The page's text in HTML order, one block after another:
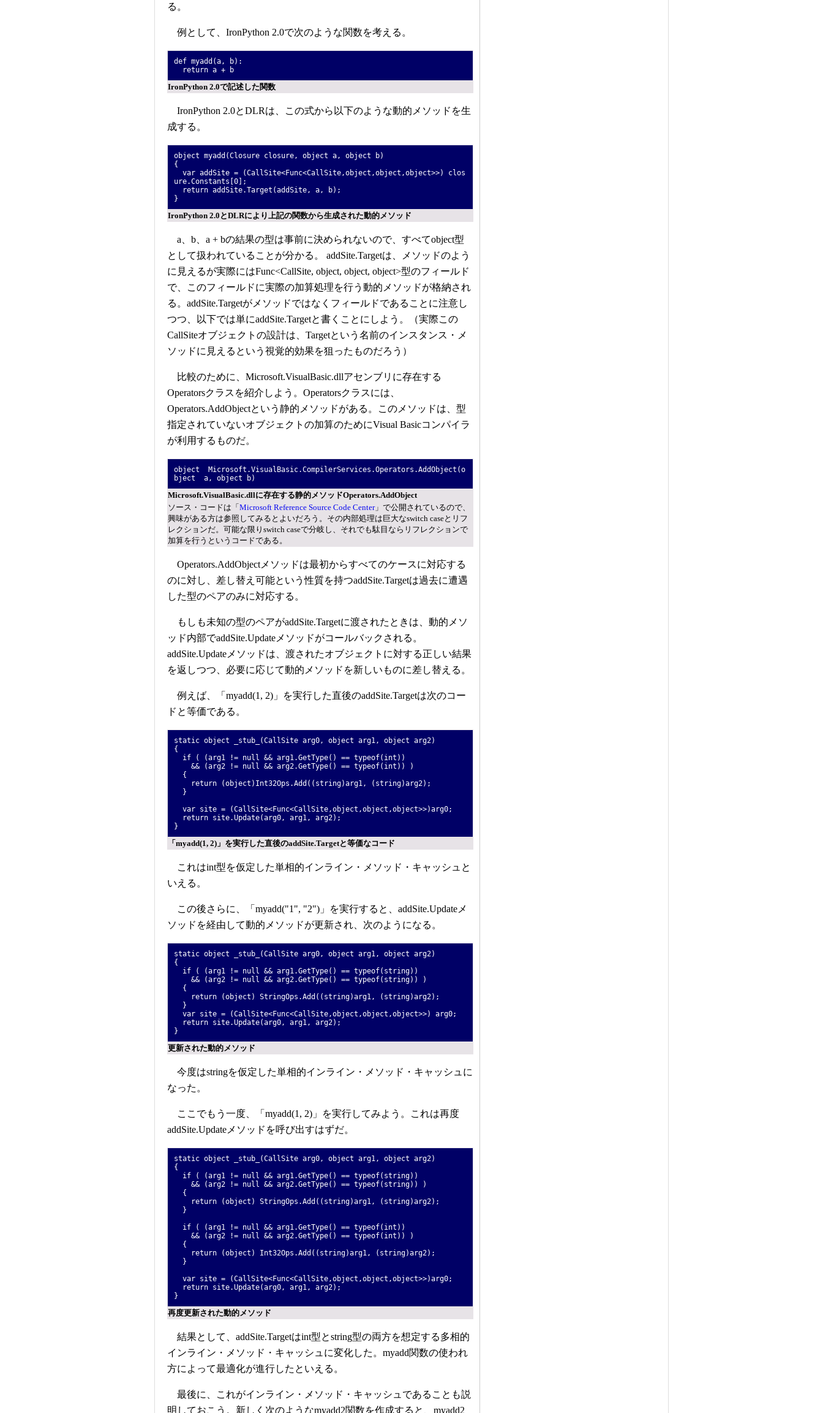
る。
例として、IronPython 2.0で次のような関数を考える。
def myadd(a, b):
return a + b
IronPython 2.0で記述した関数
IronPython 2.0とDLRは、この式から以下のような動的メソッドを生
成する。
object myadd(Closure closure, object a, object b)
{
var addSite = (CallSite<Func<CallSite,object,object,object>>) clos
ure.Constants[0];
return addSite.Target(addSite, a, b);
}
IronPython 2.0とDLRにより上記の関数から生成された動的メソッド
a、b、a + bの結果の型は事前に決められないので、すべてobject型
として扱われていることが分かる。 addSite.Targetは、メソッドのよう
に見えるが実際にはFunc<CallSite, object, object, object>型のフィールド
で、このフィールドに実際の加算処理を行う動的メソッドが格納され
る。addSite.Targetがメソッドではなくフィールドであることに注意し
つつ、以下では単にaddSite.Targetと書くことにしよう。（実際この
CallSiteオブジェクトの設計は、Targetという名前のインスタンス・メ
ソッドに見えるという視覚的効果を狙ったものだろう）
比較のために、Microsoft.VisualBasic.dllアセンブリに存在する
Operatorsクラスを紹介しよう。Operatorsクラスには、
Operators.AddObjectという静的メソッドがある。このメソッドは、型
指定されていないオブジェクトの加算のためにVisual Basicコンパイラ
が利用するものだ。
object Microsoft.VisualBasic.CompilerServices.Operators.AddObject(o
bject a, object b)
Microsoft.VisualBasic.dllに存在する静的メソッドOperators.AddObject
ソース・コードは「Microsoft Reference Source Code Center」で公開されているので、
興味がある方は参照してみるとよいだろう。その内部処理は巨大なswitch caseとリフ
レクションだ。可能な限りswitch caseで分岐し、それでも駄目ならリフレクションで
加算を行うというコードである。
Operators.AddObjectメソッドは最初からすべてのケースに対応する
のに対し、差し替え可能という性質を持つaddSite.Targetは過去に遭遇
した型のペアのみに対応する。
もしも未知の型のペアがaddSite.Targetに渡されたときは、動的メソ
ッド内部でaddSite.Updateメソッドがコールバックされる。
addSite.Updateメソッドは、渡されたオブジェクトに対する正しい結果
を返しつつ、必要に応じて動的メソッドを新しいものに差し替える。
例えば、「myadd(1, 2)」を実行した直後のaddSite.Targetは次のコー
ドと等価である。
static object _stub_(CallSite arg0, object arg1, object arg2)
{
if ( (arg1 != null && arg1.GetType() == typeof(int))
&& (arg2 != null && arg2.GetType() == typeof(int)) )
{
return (object)Int32Ops.Add((string)arg1, (string)arg2);
}
var site = (CallSite<Func<CallSite,object,object,object>>)arg0;
return site.Update(arg0, arg1, arg2);
}
「myadd(1, 2)」を実行した直後のaddSite.Targetと等価なコード
これはint型を仮定した単相的インライン・メソッド・キャッシュと
いえる。
この後さらに、「myadd("1", "2")」を実行すると、addSite.Updateメ
ソッドを経由して動的メソッドが更新され、次のようになる。
static object _stub_(CallSite arg0, object arg1, object arg2)
{
if ( (arg1 != null && arg1.GetType() == typeof(string))
&& (arg2 != null && arg2.GetType() == typeof(string)) )
{
return (object) StringOps.Add((string)arg1, (string)arg2);
}
var site = (CallSite<Func<CallSite,object,object,object>>) arg0;
return site.Update(arg0, arg1, arg2);
}
更新された動的メソッド
今度はstringを仮定した単相的インライン・メソッド・キャッシュに
なった。
ここでもう一度、「myadd(1, 2)」を実行してみよう。これは再度
addSite.Updateメソッドを呼び出すはずだ。
static object _stub_(CallSite arg0, object arg1, object arg2)
{
if ( (arg1 != null && arg1.GetType() == typeof(string))
&& (arg2 != null && arg2.GetType() == typeof(string)) )
{
return (object) StringOps.Add((string)arg1, (string)arg2);
}
if ( (arg1 != null && arg1.GetType() == typeof(int))
&& (arg2 != null && arg2.GetType() == typeof(int)) )
{
return (object) Int32Ops.Add((string)arg1, (string)arg2);
}
var site = (CallSite<Func<CallSite,object,object,object>>)arg0;
return site.Update(arg0, arg1, arg2);
}
再度更新された動的メソッド
結果として、addSite.Targetはint型とstring型の両方を想定する多相的
インライン・メソッド・キャッシュに変化した。myadd関数の使われ
方によって最適化が進行したといえる。
最後に、これがインライン・メソッド・キャッシュであることも説
明しておこう。新しく次のようなmyadd2関数を作成すると、myadd2